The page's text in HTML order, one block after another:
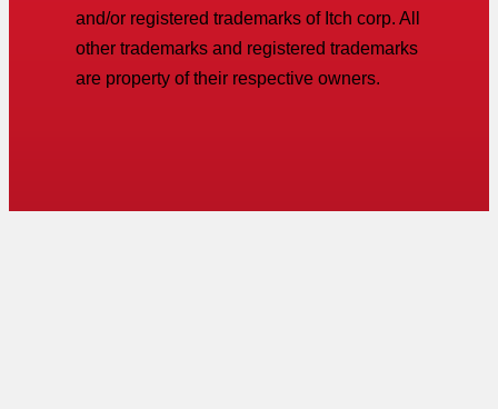
and/or registered trademarks of Itch corp. All
other trademarks and registered trademarks
are property of their respective owners.